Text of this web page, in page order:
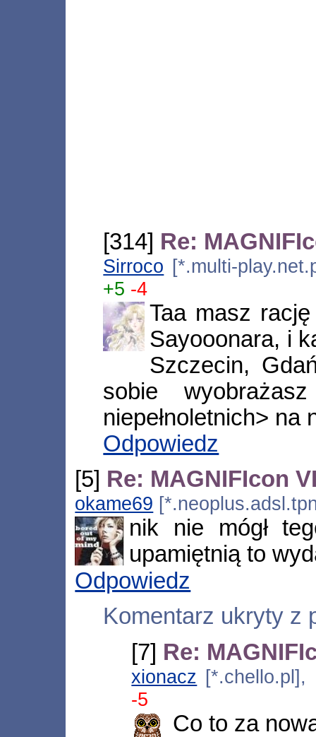
[314] Re:
Sirroco [*.multi-
+5 -4
Taa masz
Sayooonara, i
Szczecin,
sobie
niepełnoletnich>
Odpowiedz
[5] Re: MAGNIFIcon
okame69
nik nie mógł
upamiętnią to
Odpowiedz
Komentarz ukryty z
[7] Re:
xionacz
-5
Co to za